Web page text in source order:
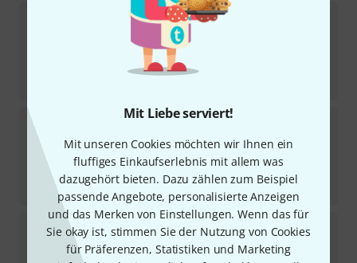
Mit Liebe serviert!
Mit unseren Cookies möchten wir Ihnen ein
fluffiges Einkaufserlebnis mit allem was
dazugehört bieten. Dazu zählen zum Beispiel
passende Angebote, personalisierte Anzeigen
und das Merken von Einstellungen. Wenn das für
Sie okay ist, stimmen Sie der Nutzung von Cookies
für Präferenzen, Statistiken und Marketing
AW Woodwinds 501 German Eb-Clarinet 2
Sofort lieferbar
AW Woodwinds145 German Clarinet 4.0
Sofort lieferbar
33€
UVP:41,65 €
-21%
AW Woodwinds 429 Bass Clarinet German 2
Sofort lieferbar